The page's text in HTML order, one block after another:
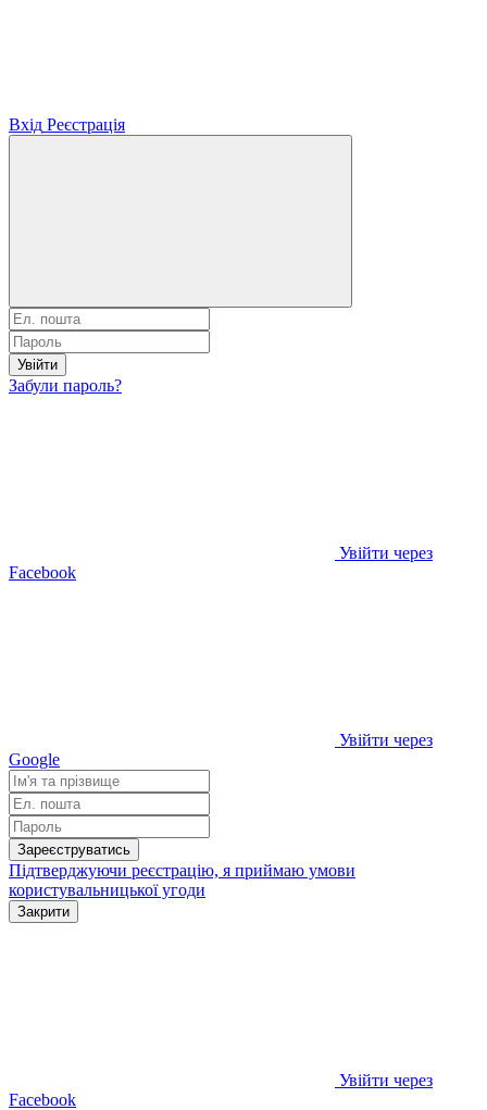
Вхід Реєстрація
Увійти
Забули пароль?
Увійти через
Facebook
Увійти через
Google
Зареєструватись
Підтверджуючи реєстрацію, я приймаю умови
користувальницької угоди
Закрити
Увійти через
Facebook